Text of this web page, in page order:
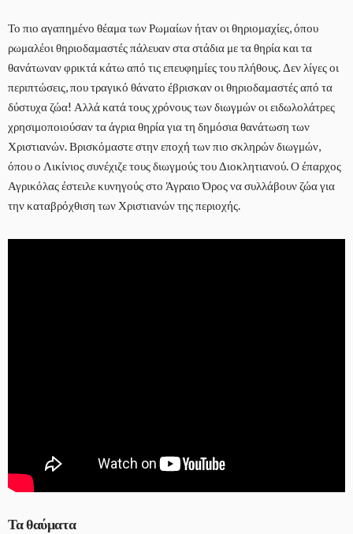
Το πιο αγαπημένο θέαμα των Ρωμαίων ήταν οι θηριομαχίες, όπου
ρωμαλέοι θηριοδαμαστές πάλευαν στα στάδια με τα θηρία και τα
θανάτωναν φρικτά κάτω από τις επευφημίες του πλήθους. Δεν λίγες οι
περιπτώσεις, που τραγικό θάνατο έβρισκαν οι θηριοδαμαστές από τα
δύστυχα ζώα! Αλλά κατά τους χρόνους των διωγμών οι ειδωλολάτρες
χρησιμοποιούσαν τα άγρια θηρία για τη δημόσια θανάτωση των
Χριστιανών. Βρισκόμαστε στην εποχή των πιο σκληρών διωγμών,
όπου ο Λικίνιος συνέχιζε τους διωγμούς του Διοκλητιανού. Ο έπαρχος
Αγρικόλας έστειλε κυνηγούς στο Άγραιο Όρος να συλλάβουν ζώα για
την καταβρόχθιση των Χριστιανών της περιοχής.
Τα θαύματα